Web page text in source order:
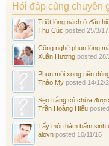
Hỏi đáp cùng chuyên
Triệt lông nách ở đâu
Thu Cúc posted 25/3/17
Công nghệ phun lông
Xuân Hương posted 28/
Phun môi xong nên dùng
Thảo My posted 14/12/
Sẹo trắng có chữa
Trần Hoàng Hiếu posted
Tẩy môi thâm bẩm sinh
alovn posted 10/11/16